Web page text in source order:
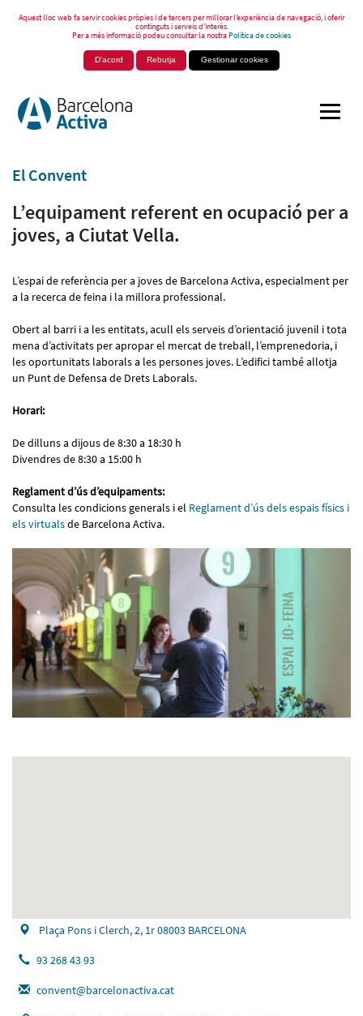
Aquest lloc web fa servir cookies pròpies i de tercers per millorar l’experiència de navegació, i oferir
continguts i serveis d’interès.
Per a més informació podeu consultar la nostraPolítica de cookies
D'acord Rebutja Gestionar cookies
El Convent
L’equipament referent en ocupació per a
joves, a Ciutat Vella.
L’espai de referència per a joves de Barcelona Activa, especialment per
a la recerca de feina i la millora professional.
Obert al barri i a les entitats, acull els serveis d’orientació juvenil i tota
mena d’activitats per apropar el mercat de treball, l’emprenedoria, i
les oportunitats laborals a les persones joves. L’edifici també allotja
un Punt de Defensa de Drets Laborals.
Horari:
De dilluns a dijous de 8:30 a 18:30 h
Divendres de 8:30 a 15:00 h
Reglament d’ús d’equipaments:
Consulta les condicions generals i el Reglament d’ús dels espais físics i
els virtualsde Barcelona Activa.
Plaça Pons i Clerch, 2, 1r 08003 BARCELONA
93 268 43 93
convent@barcelonactiva.cat